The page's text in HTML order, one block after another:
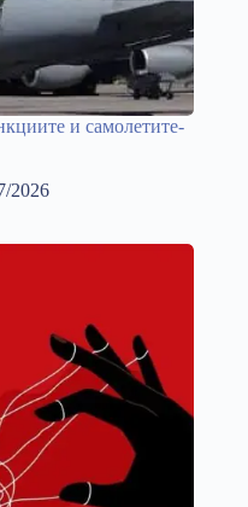
и самолетите-
2026